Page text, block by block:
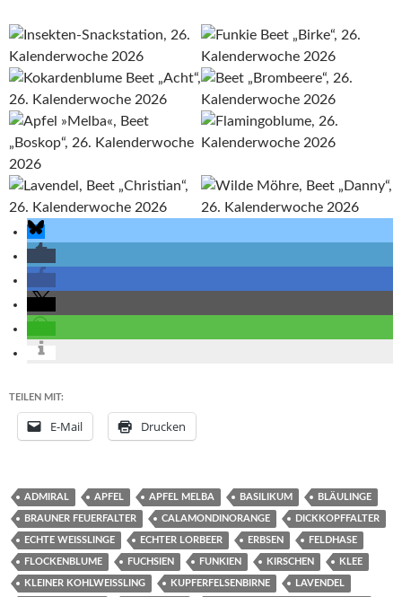
TEILEN MIT:
E-Mail Drucken
ADMIRAL APFEL APFEL MELBA BASILIKUM BLÄULINGE
BRAUNER FEUERFALTER CALAMONDINORANGE DICKKOPFFALTER
ECHTE WEISSLINGE ECHTER LORBEER ERBSEN FELDHASE
FLOCKENBLUME FUCHSIEN FUNKIEN KIRSCHEN KLEE
KLEINER KOHLWEISSLING KUPFERFELSENBIRNE LAVENDEL